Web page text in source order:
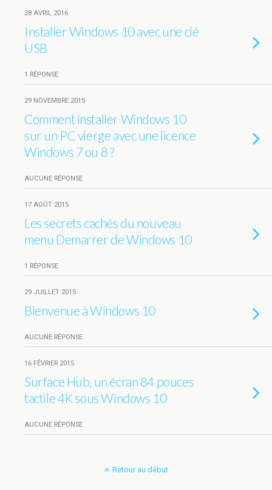
28 AVRIL 2016
Installer Windows 10 avec une clé
USB
1 RÉPONSE
29 NOVEMBRE 2015
Comment installer Windows 10
sur un PC vierge avec une licence
Windows 7 ou 8 ?
AUCUNE RÉPONSE
17 AOÛT 2015
Les secrets cachés du nouveau
menu Demarrer de Windows 10
1 RÉPONSE
29 JUILLET 2015
Bienvenue à Windows 10
AUCUNE RÉPONSE
16 FÉVRIER 2015
Surface Hub, un écran 84 pouces
tactile 4K sous Windows 10
AUCUNE RÉPONSE
Retour au début